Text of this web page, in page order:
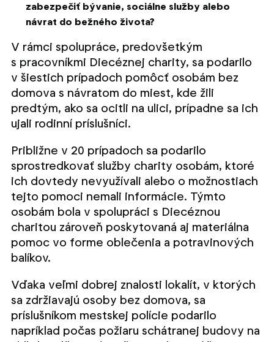
zabezpečiť bývanie, sociálne služby alebo
návrat do bežného života?
V rámci spolupráce, predovšetkým
s pracovníkmi Diecéznej charity, sa podarilo
v šiestich prípadoch pomôcť osobám bez
domova s návratom do miest, kde žili
predtým, ako sa ocitli na ulici, prípadne sa ich
ujali rodinní príslušníci.
Približne v 20 prípadoch sa podarilo
sprostredkovať služby charity osobám, ktoré
ich dovtedy nevyužívali alebo o možnostiach
tejto pomoci nemali informácie. Týmto
osobám bola v spolupráci s Diecéznou
charitou zároveň poskytovaná aj materiálna
pomoc vo forme oblečenia a potravinových
balíkov.
Vďaka veľmi dobrej znalosti lokalít, v ktorých
sa zdržiavajú osoby bez domova, sa
príslušníkom mestskej polície podarilo
napríklad počas požiaru schátranej budovy na